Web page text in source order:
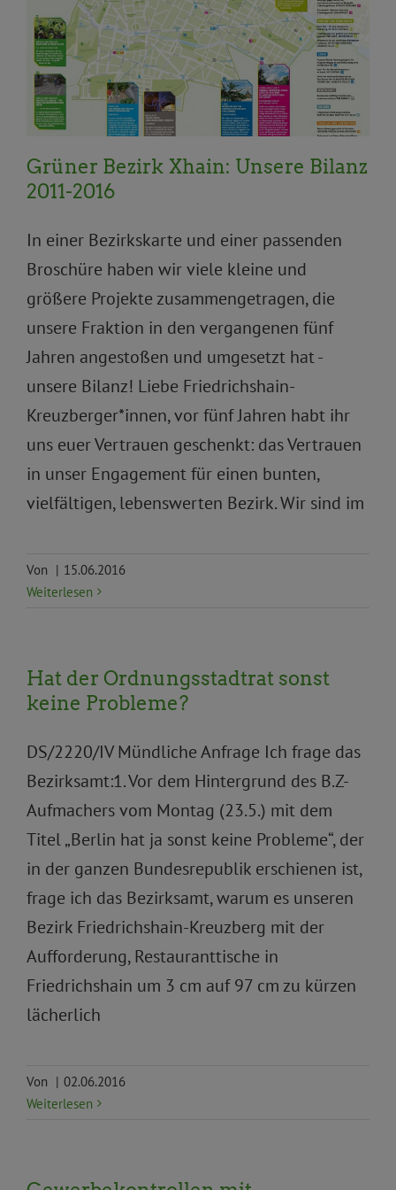
Bürger*innenbeteiligung Frauen*, Gleichstellung,
Inklusion und Queer Gesundheit und Soziales
Integration/Partizipation Kinder, Jugend und
Senior*innen
Kultur Migration und Flucht
Parteileben Sport Stadtentwicklung und Wohnen
Tourismus Umwelt, Klima und Ökologie
Verkehr
Grüner Bezirk Xhain: Unsere Bilanz
2011-2016
In einer Bezirkskarte und einer passenden
Broschüre haben wir viele kleine und
größere Projekte zusammengetragen, die
unsere Fraktion in den vergangenen fünf
Jahren angestoßen und umgesetzt hat -
unsere Bilanz! Liebe Friedrichshain-
Kreuzberger*innen, vor fünf Jahren habt ihr
uns euer Vertrauen geschenkt: das Vertrauen
in unser Engagement für einen bunten,
vielfältigen, lebenswerten Bezirk. Wir sind im
Von | 15.06.2016
Weiterlesen
Hat der Ordnungsstadtrat sonst
keine Probleme?
DS/2220/IV Mündliche Anfrage Ich frage das
Bezirksamt:1. Vor dem Hintergrund des B.Z-
Aufmachers vom Montag (23.5.) mit dem
Titel „Berlin hat ja sonst keine Probleme“, der
in der ganzen Bundesrepublik erschienen ist,
frage ich das Bezirksamt, warum es unseren
Bezirk Friedrichshain-Kreuzberg mit der
Aufforderung, Restauranttische in
Friedrichshain um 3 cm auf 97 cm zu kürzen
lächerlich
Von | 02.06.2016
Weiterlesen